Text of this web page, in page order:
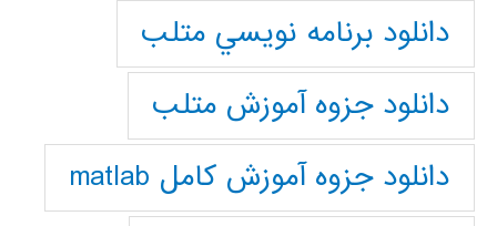
دانلود برنامه نويسي متلب
دانلود جزوه آموزش متلب
دانلود جزوه آموزش کامل matlab